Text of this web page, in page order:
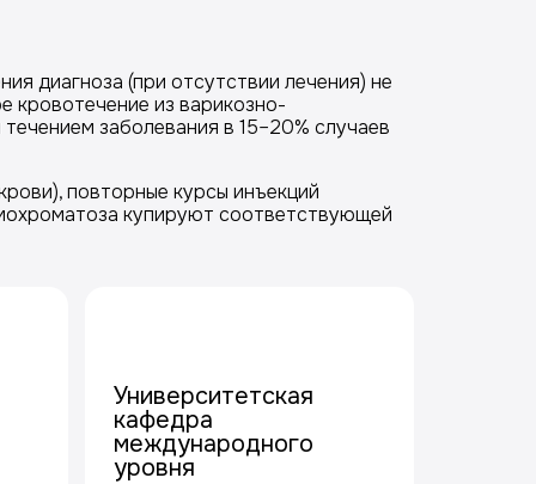
диагноза (при отсутствии лечения) не
кровотечение из варикозно-
заболевания в 15–20% случаев
повторные курсы инъекций
купируют соответствующей
Университетская
кафедра
международного
уровня